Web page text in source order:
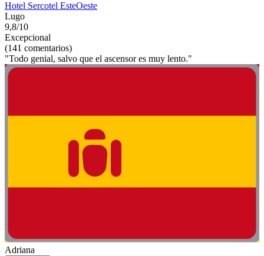
Hotel Sercotel EsteOeste
Lugo
9,8/10
Excepcional
(141 comentarios)
"Todo genial, salvo que el ascensor es muy lento."
Adriana